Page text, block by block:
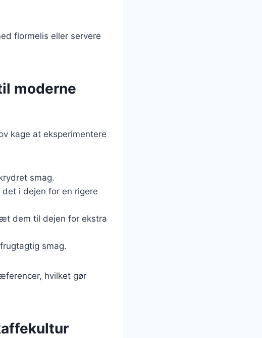
flormelis eller servere
moderne
kage at eksperimentere
smag.
i dejen for en rigere
dem til dejen for ekstra
smag.
hvilket gør